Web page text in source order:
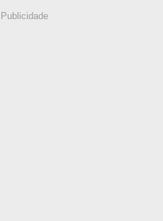
Publicidade